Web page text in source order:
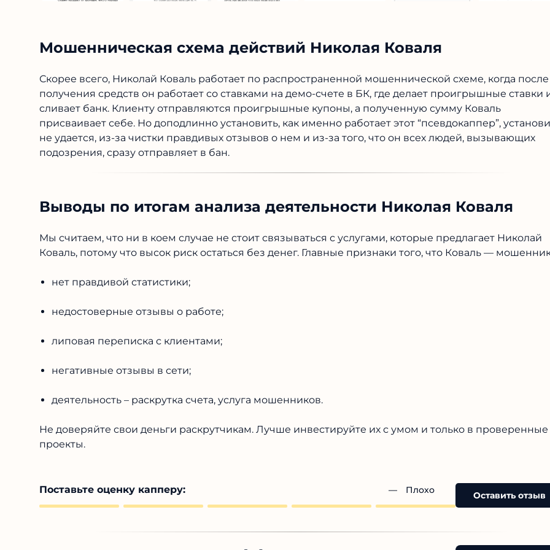
Мошенническая схема действий Николая Коваля
Скорее всего, Николай Коваль работает по распространенной мошеннической схеме, когда после
получения средств он работает со ставками на демо-счете в БК, где делает проигрышные ставки
сливает банк. Клиенту отправляются проигрышные купоны, а полученную сумму Коваль
присваивает себе. Но доподлинно установить, как именно работает этот “псевдокаппер”,
не удается, из-за чистки правдивых отзывов о нем и из-за того, что он всех людей, вызывающих
подозрения, сразу отправляет в бан.
Выводы по итогам анализа деятельности Николая Коваля
Мы считаем, что ни в коем случае не стоит связываться с услугами, которые предлагает Николай
Коваль, потому что высок риск остаться без денег. Главные признаки того, что Коваль —
нет правдивой статистики;
недостоверные отзывы о работе;
липовая переписка с клиентами;
негативные отзывы в сети;
деятельность – раскрутка счета, услуга мошенников.
Не доверяйте свои деньги раскрутчикам. Лучше инвестируйте их с умом и только в проверенные
проекты.
Поставьте оценку капперу: — Плохо Оставить отзыв